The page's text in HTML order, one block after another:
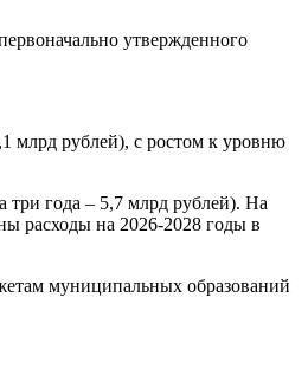
утвержденного
млрд рублей), с ростом к уровню
три года – 5,7 млрд рублей). На
расходы на 2026-2028 годы в
муниципальных образований